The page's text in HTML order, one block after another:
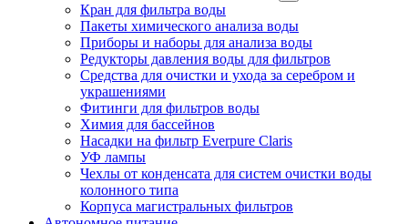
Кран для фильтра воды
Пакеты химического анализа воды
Приборы и наборы для анализа воды
Редукторы давления воды для фильтров
Средства для очистки и ухода за серебром и
украшениями
Фитинги для фильтров воды
Химия для бассейнов
Насадки на фильтр Everpure Claris
УФ лампы
Чехлы от конденсата для систем очистки воды
колонного типа
Корпуса магистральных фильтров